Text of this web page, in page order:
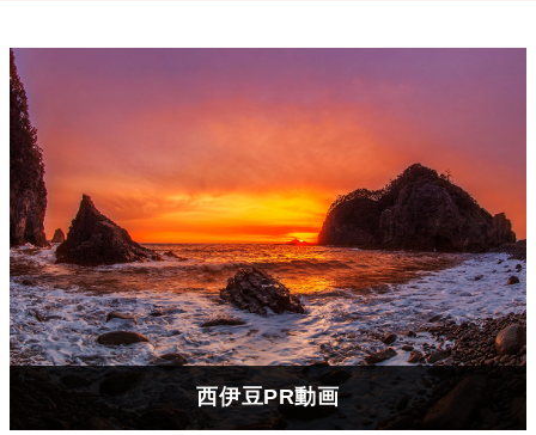
西伊豆PR動画